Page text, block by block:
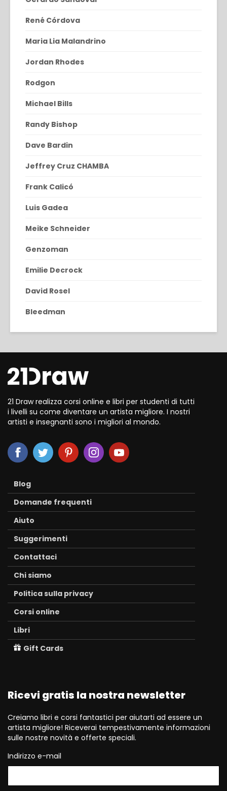
René Córdova
Maria Lia Malandrino
Jordan Rhodes
Rodgon
Michael Bills
Randy Bishop
Dave Bardin
Jeffrey Cruz CHAMBA
Frank Calicó
Luis Gadea
Meike Schneider
Genzoman
Emilie Decrock
David Rosel
Bleedman
21 Draw realizza corsi online e libri per studenti di tutti
i livelli su come diventare un artista migliore. I nostri
artisti e insegnanti sono i migliori al mondo.
Blog
Domande frequenti
Aiuto
Suggerimenti
Contattaci
Chi siamo
Politica sulla privacy
Corsi online
Libri
Gift Cards
Ricevi gratis la nostra newsletter
Creiamo libri e corsi fantastici per aiutarti ad essere un
artista migliore! Riceverai tempestivamente informazioni
sulle nostre novità e offerte speciali.
Indirizzo e-mail